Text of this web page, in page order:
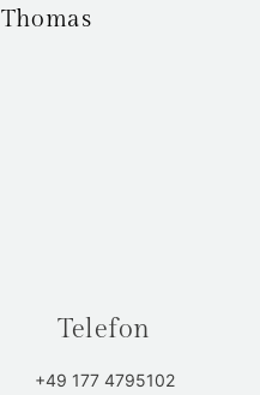
Thomas
Telefon
+49 177 4795102